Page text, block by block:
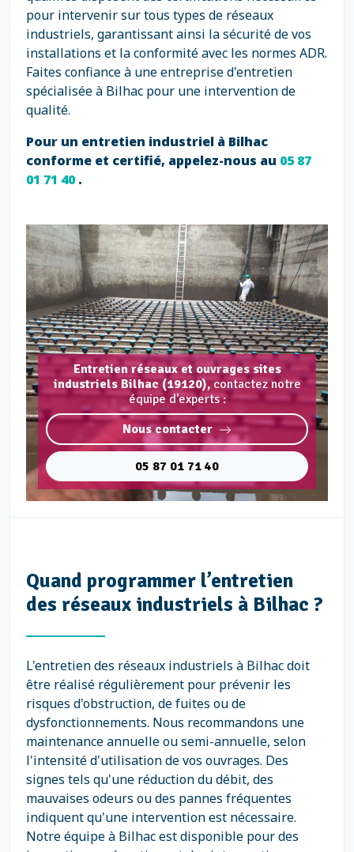
pour intervenir sur tous types de réseaux
industriels, garantissant ainsi la sécurité de vos
installations et la conformité avec les normes ADR.
Faites confiance à une entreprise d'entretien
spécialisée à Bilhac pour une intervention de
qualité.
Pour un entretien industriel à Bilhac
conforme et certifié, appelez-nous au 05 87
01 71 40.
Entretien réseaux et ouvrages sites
industriels Bilhac (19120),contactez notre
équipe d'experts :
Nous contacter
05 87 01 71 40
Quand programmer l’entretien
des réseaux industriels à Bilhac ?
L'entretien des réseaux industriels à Bilhac doit
être réalisé régulièrement pour prévenir les
risques d'obstruction, de fuites ou de
dysfonctionnements. Nous recommandons une
maintenance annuelle ou semi-annuelle, selon
l'intensité d'utilisation de vos ouvrages. Des
signes tels qu'une réduction du débit, des
mauvaises odeurs ou des pannes fréquentes
indiquent qu'une intervention est nécessaire.
Notre équipe à Bilhac est disponible pour des